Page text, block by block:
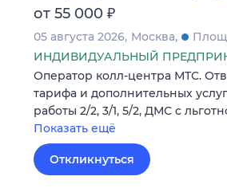
от 55 000 ₽
05 августа 2026 Москва
ИНДИВИДУАЛЬНЫЙ
Оператор колл-центра МТС.
тарифа и дополнительных
работы 2/2, 3/1, 5/2, ДМС с
Показать ещё
Откликнуться